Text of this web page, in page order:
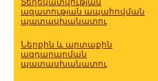
Տեղեկատվության
ազատության ապահովման
պատասխանատու
Ներքին և արտաքին
ազդարարման
պատասխանատու